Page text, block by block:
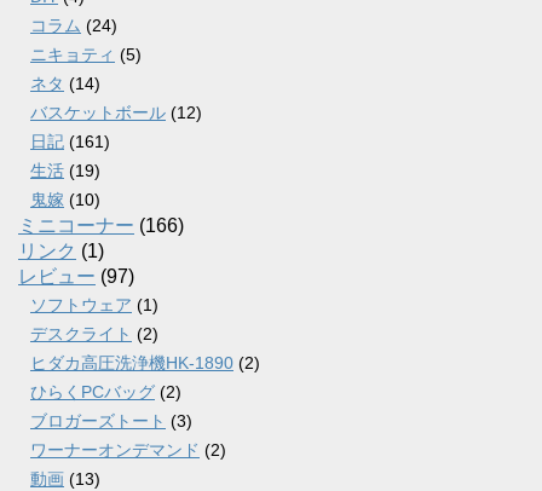
コラム (24)
ニキョティ (5)
ネタ (14)
バスケットボール (12)
日記 (161)
生活 (19)
鬼嫁 (10)
ミニコーナー (166)
リンク (1)
レビュー (97)
ソフトウェア (1)
デスクライト (2)
ヒダカ高圧洗浄機HK-1890 (2)
ひらくPCバッグ (2)
ブロガーズトート (3)
ワーナーオンデマンド (2)
動画 (13)